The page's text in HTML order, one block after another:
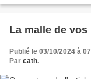
La malle de
Publié le 03/10/2024 à
Par cath.